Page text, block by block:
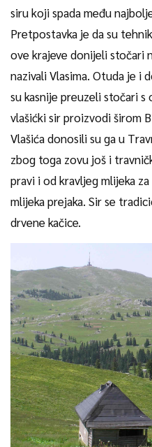
siru koji spada među
Pretpostavka je da su
ove krajeve donijeli stočari
nazivali Vlasima. Otuda je i
su kasnije preuzeli stočari
vlašićki sir proizvodi širom
Vlašića donosili su ga u
zbog toga zovu još i
pravi i od kravljeg mlijeka
mlijeka prejaka. Sir se
drvene kačice.